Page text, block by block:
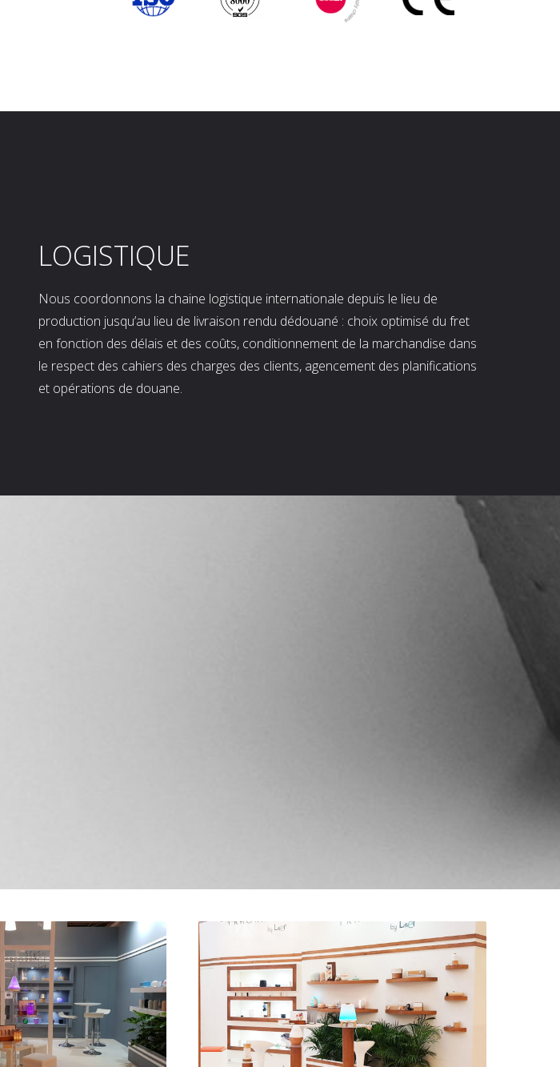
LOGISTIQUE
Nous coordonnons la chaine logistique internationale depuis le lieu de
production jusqu’au lieu de livraison rendu dédouané : choix optimisé du fret
en fonction des délais et des coûts, conditionnement de la marchandise dans
le respect des cahiers des charges des clients, agencement des planifications
et opérations de douane.